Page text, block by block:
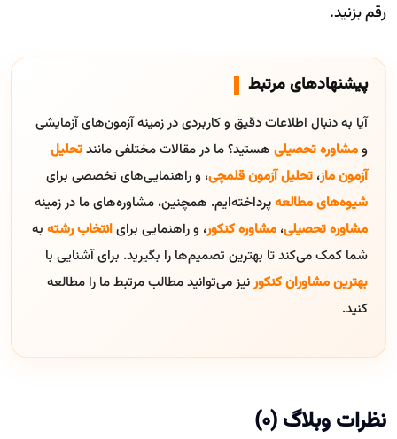
رقم بزنید.
پیشنهادهای مرتبط
آیا به دنبال اطلاعات دقیق و کاربردی در زمینه آزمون‌های آزمایشی
ومشاوره تحصیلی هستید؟ ما در مقالات مختلفی مانندتحلیل
آزمون ماز، تحلیل آزمون قلمچی، و راهنمایی‌های تخصصی برای
شیوه‌های مطالعهپرداخته‌ایم. همچنین، مشاوره‌های ما در زمینه
مشاوره تحصیلی، مشاوره کنکور، و راهنمایی برایانتخاب رشته به
شما کمک می‌کند تا بهترین تصمیم‌ها را بگیرید. برای آشنایی با
بهترین مشاوران کنکورنیز می‌توانید مطالب مرتبط ما را مطالعه
کنید.
نظرات وبلاگ (0)